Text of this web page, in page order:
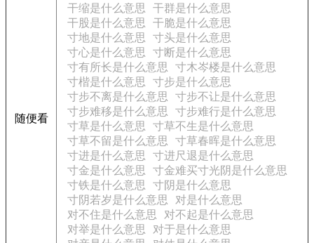
随便看
干缩是什么意思
干群是什么意思
干股是什么意思
干脆是什么意思
寸地是什么意思
寸头是什么意思
寸心是什么意思
寸断是什么意思
寸有所长是什么意思
寸木岑楼是什么意思
寸楷是什么意思
寸步是什么意思
寸步不离是什么意思
寸步不让是什么意思
寸步难移是什么意思
寸步难行是什么意思
寸草是什么意思
寸草不生是什么意思
寸草不留是什么意思
寸草春晖是什么意思
寸进是什么意思
寸进尺退是什么意思
寸金是什么意思
寸金难买寸光阴是什么意思
寸铁是什么意思
寸阴是什么意思
寸阴若岁是什么意思
对是什么意思
对不住是什么意思
对不起是什么意思
对举是什么意思
对于是什么意思